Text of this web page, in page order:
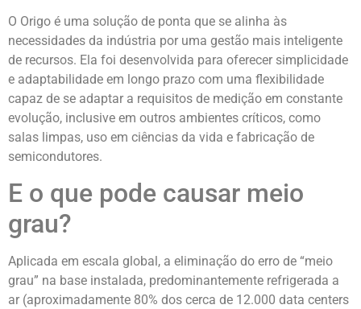
O Origo é uma solução de ponta que se alinha às
necessidades da indústria por uma gestão mais inteligente
de recursos. Ela foi desenvolvida para oferecer simplicidade
e adaptabilidade em longo prazo com uma flexibilidade
capaz de se adaptar a requisitos de medição em constante
evolução, inclusive em outros ambientes críticos, como
salas limpas, uso em ciências da vida e fabricação de
semicondutores.
E o que pode causar meio
grau?
Aplicada em escala global, a eliminação do erro de “meio
grau” na base instalada, predominantemente refrigerada a
ar (aproximadamente 80% dos cerca de 12.000 data centers